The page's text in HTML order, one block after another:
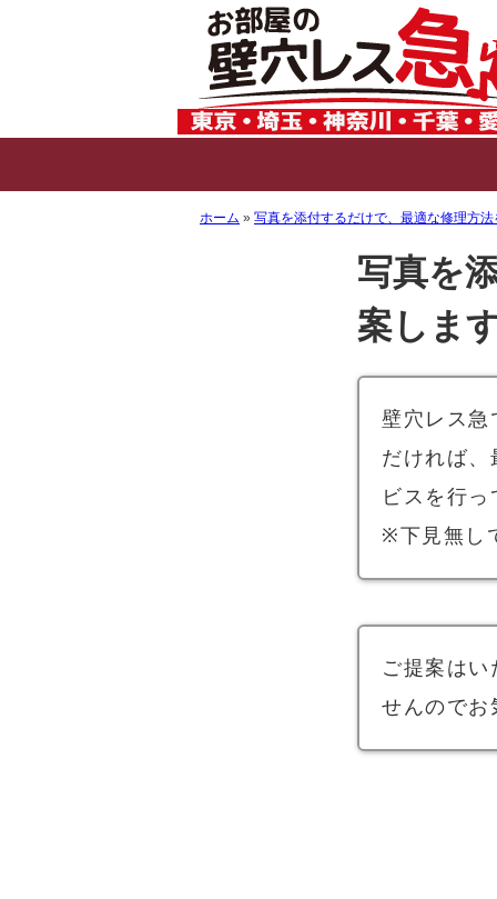
ホーム 写真を添付するだけで、最適な修理方
写真を
案しま
壁穴レス急
だければ
ビスを行
※下見無し
ご提案は
せんのでお